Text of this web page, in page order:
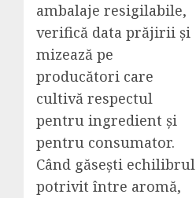
ambalaje resigilabile,
verifică data prăjirii și
mizează pe
producători care
cultivă respectul
pentru ingredient și
pentru consumator.
Când găsești echilibrul
potrivit între aromă,